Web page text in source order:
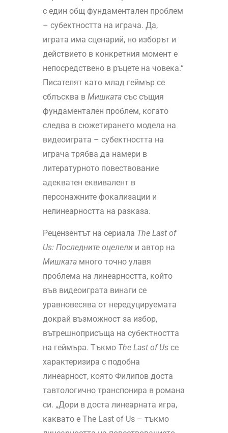
с един общ фундаментален проблем
– субектността на играча. Да,
играта има сценарий, но изборът и
действието в конкретния момент е
непосредствено в ръцете на човека.“
Писателят като млад геймър се
сблъсква в Мишкатасъс същия
фундаментален проблем, когато
следва в сюжетирането модела на
видеоиграта – субектността на
играча трябва да намери в
литературното повествование
адекватен еквивалент в
персонажните фокализации и
нелинеарността на разказа.
Рецензентът на сериала The Last of
Us: Последните оцелелии автор на
Мишкатамного точно улавя
проблема на линеарността, който
във видеоиграта винаги се
уравновесява от нередуцируемата
докрай възможност за избор,
вътрешноприсъща на субектността
на геймъра. Тъкмо The Last of Usсе
характеризира с подобна
линеарност, която Филипов доста
тавтологично транспонира в романа
си. „Дори в доста линеарната игра,
каквато е The Last of Us – тъкмо